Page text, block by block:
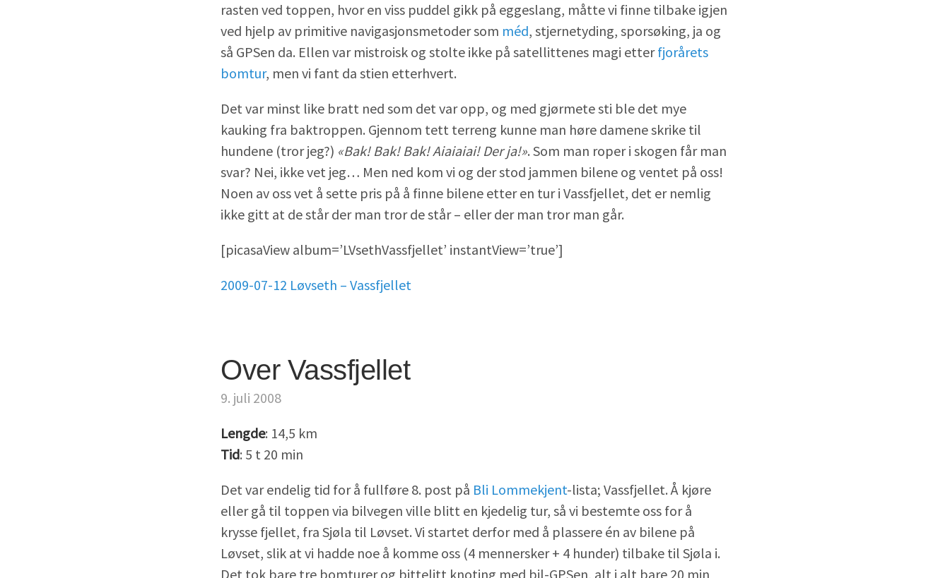
rasten ved toppen, hvor en viss puddel gikk på eggeslang, måtte vi finne tilbake igjen
ved hjelp av primitive navigasjonsmetoder som méd, stjernetyding, sporsøking, ja og
så GPSen da. Ellen var mistroisk og stolte ikke på satellittenes magi etterfjorårets
bomtur, men vi fant da stien etterhvert.
Det var minst like bratt ned som det var opp, og med gjørmete sti ble det mye
kauking fra baktroppen. Gjennom tett terreng kunne man høre damene skrike til
hundene (tror jeg?) «Bak! Bak! Bak! Aiaiaiai! Der ja!». Som man roper i skogen får man
svar? Nei, ikke vet jeg… Men ned kom vi og der stod jammen bilene og ventet på oss!
Noen av oss vet å sette pris på å finne bilene etter en tur i Vassfjellet, det er nemlig
ikke gitt at de står der man tror de står – eller der man tror man går.
[picasaView album=’LVsethVassfjellet’ instantView=’true’]
2009-07-12 Løvseth – Vassfjellet
Over Vassfjellet
9. juli 2008
Lengde: 14,5 km
Tid: 5 t 20 min
Det var endelig tid for å fullføre 8. post på Bli Lommekjent-lista; Vassfjellet. Å kjøre
eller gå til toppen via bilvegen ville blitt en kjedelig tur, så vi bestemte oss for å
krysse fjellet, fra Sjøla til Løvset. Vi startet derfor med å plassere én av bilene på
Løvset, slik at vi hadde noe å komme oss (4 mennersker + 4 hunder) tilbake til Sjøla i.
Det tok bare tre bomturer og bittelitt knoting med bil-GPSen, alt i alt bare 20 min